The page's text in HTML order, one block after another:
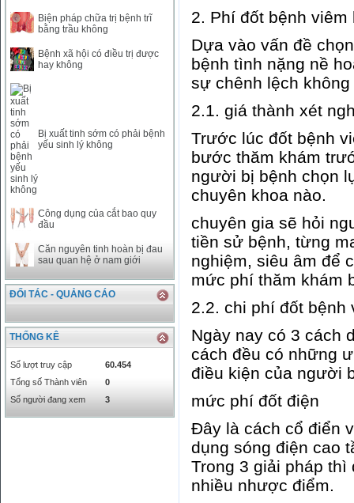
Biện pháp chữa trị bệnh trĩ
bằng trầu không
Bệnh xã hội có điều trị được
hay không
Bị xuất tinh sớm có phải bệnh
yếu sinh lý không
Công dụng của cắt bao quy
đầu
Căn nguyên tinh hoàn bị đau
sau quan hệ ở nam giới
ĐỐI TÁC - QUẢNG CÁO
THỐNG KÊ
Số lượt truy cập
60.454
Tổng số Thành viên
0
Số người đang xem
3
2. Phí đốt bệnh
Dựa vào vấn đề
bệnh tình nặng nề
sự chênh lệch
2.1. giá thành xét
Trước lúc đốt bệnh
bước thăm khám
người bị bệnh chọn
chuyên khoa nào.
chuyên gia sẽ hỏi
tiền sử bệnh, từng
nghiệm, siêu âm để
mức phí thăm khám
2.2. chi phí đốt bệnh
Ngày nay có 3 cách
cách đều có những
điều kiện của người
mức phí đốt điện
Đây là cách cổ điển
dụng sóng điện cao
Trong 3 giải pháp
nhiều nhược điểm.